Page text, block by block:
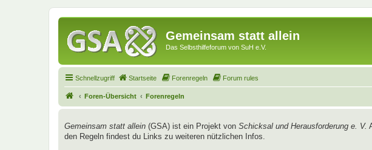
Gemeinsam statt allein
Das Selbsthilfeforum von SuH e.V.
Schnellzugriff Startseite Forenregeln Forum rules
Foren-Übersicht Forenregeln
Gemeinsam statt allein (GSA) ist ein Projekt von Schicksal und Herausforderung e. V.
den Regeln findest du Links zu weiteren nützlichen Infos.